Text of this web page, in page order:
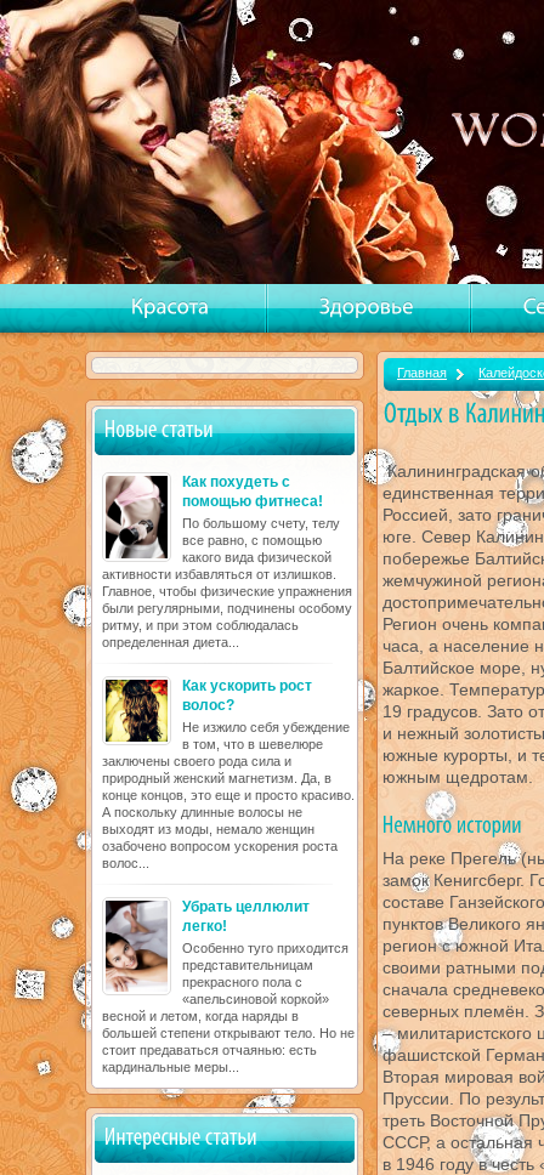
Как похудеть с
помощью фитнеса!
По большому счету, телу
все равно, с помощью
какого вида физической
активности избавляться от излишков.
Главное, чтобы физические упражнения
были регулярными, подчинены особому
ритму, и при этом соблюдалась
определенная диета...
Как ускорить рост
волос?
Не изжило себя убеждение
в том, что в шевелюре
заключены своего рода сила и
природный женский магнетизм. Да, в
конце концов, это еще и просто красиво.
А поскольку длинные волосы не
выходят из моды, немало женщин
озабочено вопросом ускорения роста
волос...
Убрать целлюлит
легко!
Особенно туго приходится
представительницам
прекрасного пола с
«апельсиновой коркой»
весной и летом, когда наряды в
большей степени открывают тело. Но не
стоит предаваться отчаянью: есть
кардинальные меры...
Главная
Калининградская
единственная
Россией, зато
юге. Север
побережье
жемчужиной
Регион очень
часа, а население
Балтийское море,
жаркое.
19 градусов. Зато
и нежный
южные курорты, и
южным щедротам.
На реке Прегель
замок Кенигсберг.
составе
пунктов Великого
регион с южной
своими ратными
сначала
северных племён.
– милитаристского
фашистской
Вторая мировая
Пруссии. По
треть Восточной
СССР, а остальная
в 1946 году в